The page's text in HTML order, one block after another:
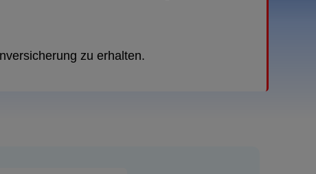
zu erhalten.